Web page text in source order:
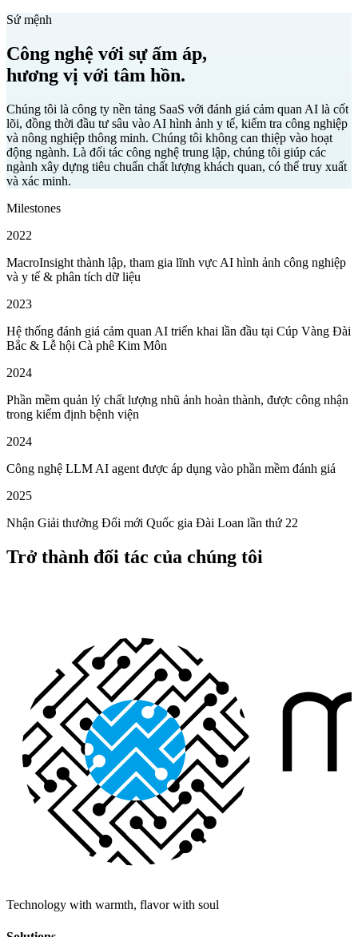
Sứ mệnh
Công nghệ với sự ấm áp,
hương vị với tâm hồn.
Chúng tôi là công ty nền tảng SaaS với đánh giá cảm quan AI là cốt
lõi, đồng thời đầu tư sâu vào AI hình ảnh y tế, kiểm tra công nghiệp
và nông nghiệp thông minh. Chúng tôi không can thiệp vào hoạt
động ngành. Là đối tác công nghệ trung lập, chúng tôi giúp các
ngành xây dựng tiêu chuẩn chất lượng khách quan, có thể truy xuất
và xác minh.
Milestones
2022
MacroInsight thành lập, tham gia lĩnh vực AI hình ảnh công nghiệp
và y tế & phân tích dữ liệu
2023
Hệ thống đánh giá cảm quan AI triển khai lần đầu tại Cúp Vàng Đài
Bắc & Lễ hội Cà phê Kim Môn
2024
Phần mềm quản lý chất lượng nhũ ảnh hoàn thành, được công nhận
trong kiểm định bệnh viện
2024
Công nghệ LLM AI agent được áp dụng vào phần mềm đánh giá
2025
Nhận Giải thưởng Đổi mới Quốc gia Đài Loan lần thứ 22
Trở thành đối tác của chúng tôi
Technology with warmth, flavor with soul